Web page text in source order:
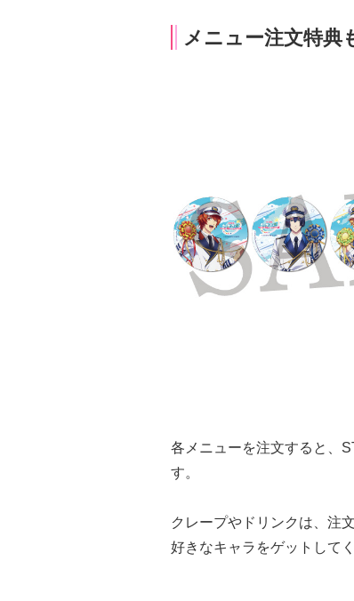
メニュー注文特典
各メニューを注文すると、
す。
クレープやドリンクは、注
好きなキャラをゲットして